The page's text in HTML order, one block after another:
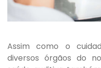
Assim como o
diversos órgãos do